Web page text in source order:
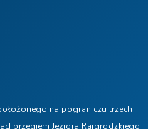
na pograniczu trzech
brzegiem Jeziora Rajgrodzkiego